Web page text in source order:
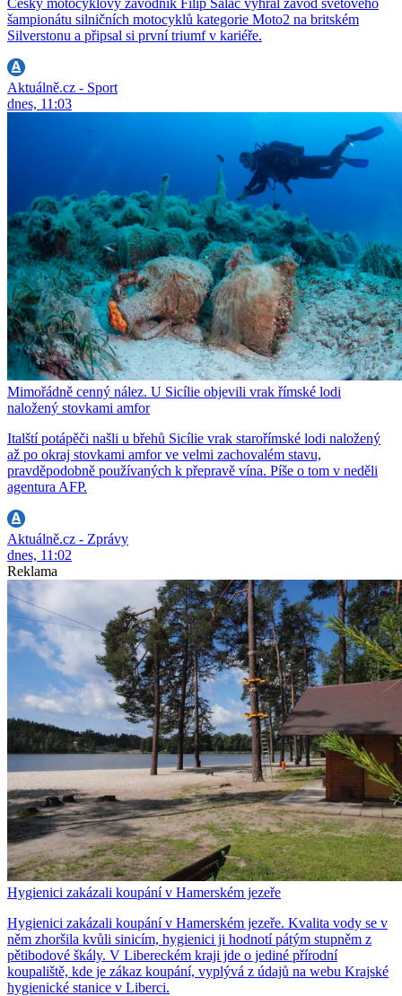
Český motocyklový závodník Filip Salač vyhrál závod světového
šampionátu silničních motocyklů kategorie Moto2 na britském
Silverstonu a připsal si první triumf v kariéře.
Aktuálně.cz - Sport
dnes, 11:03
Mimořádně cenný nález. U Sicílie objevili vrak římské lodi
naložený stovkami amfor
Italští potápěči našli u břehů Sicílie vrak starořímské lodi naložený
až po okraj stovkami amfor ve velmi zachovalém stavu,
pravděpodobně používaných k přepravě vína. Píše o tom v neděli
agentura AFP.
Aktuálně.cz - Zprávy
dnes, 11:02
Reklama
Hygienici zakázali koupání v Hamerském jezeře
Hygienici zakázali koupání v Hamerském jezeře. Kvalita vody se v
něm zhoršila kvůli sinicím, hygienici ji hodnotí pátým stupněm z
pětibodové škály. V Libereckém kraji jde o jediné přírodní
koupaliště, kde je zákaz koupání, vyplývá z údajů na webu Krajské
hygienické stanice v Liberci.